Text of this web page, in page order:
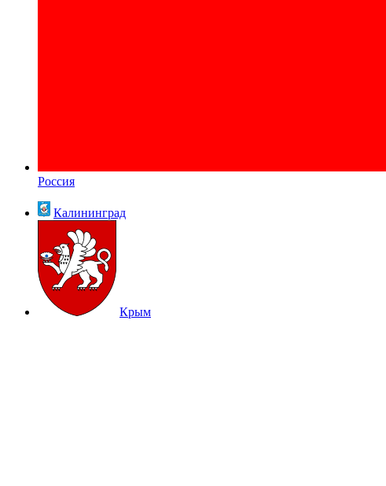
Россия
Калининград
Крым